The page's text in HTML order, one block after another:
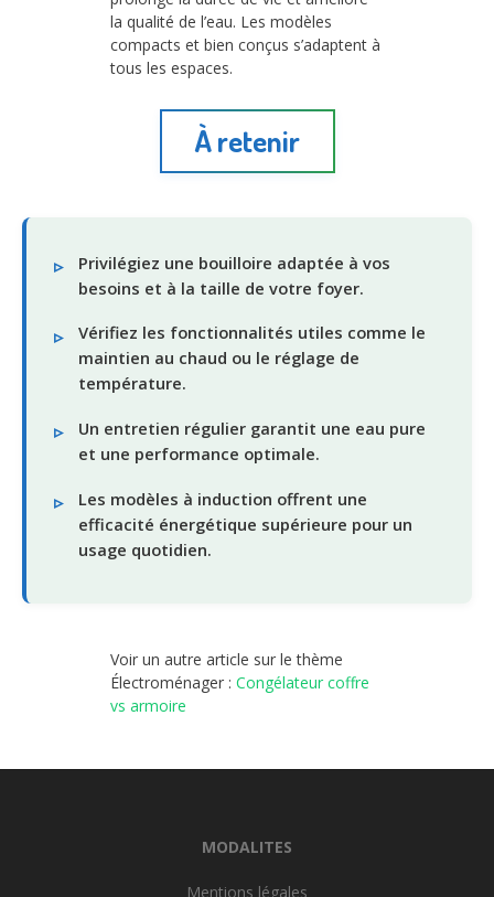
la qualité de l’eau. Les modèles
compacts et bien conçus s’adaptent à
tous les espaces.
À retenir
Privilégiez une bouilloire adaptée à vos
besoins et à la taille de votre foyer.
Vérifiez les fonctionnalités utiles comme le
maintien au chaud ou le réglage de
température.
Un entretien régulier garantit une eau pure
et une performance optimale.
Les modèles à induction offrent une
efficacité énergétique supérieure pour un
usage quotidien.
Voir un autre article sur le thème
Électroménager : Congélateur coffre
vs armoire
MODALITES
Mentions légales